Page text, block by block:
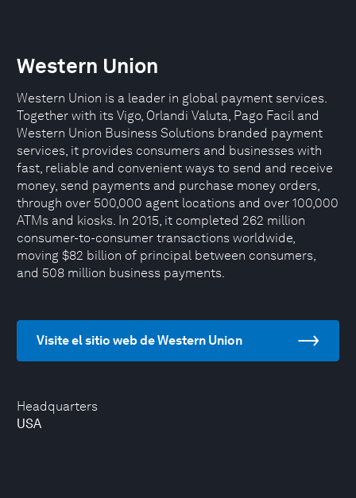
Headquarters
USA
Western Union
Western Union is a leader in global payment services.
Together with its Vigo, Orlandi Valuta, Pago Facil and
Western Union Business Solutions branded payment
services, it provides consumers and businesses with
fast, reliable and convenient ways to send and receive
money, send payments and purchase money orders,
through over 500,000 agent locations and over 100,000
ATMs and kiosks. In 2015, it completed 262 million
consumer-to-consumer transactions worldwide,
moving $82 billion of principal between consumers,
and 508 million business payments.
Visite el sitio web de Western Union